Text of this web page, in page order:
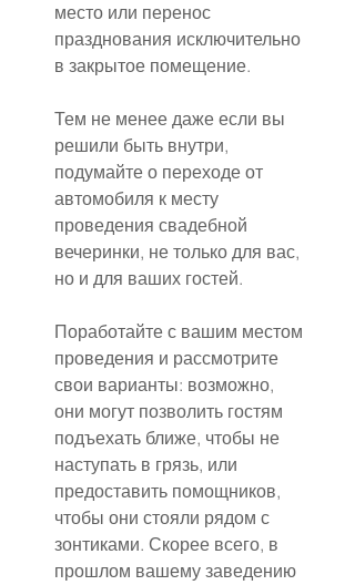
место или перенос
празднования исключительно
в закрытое помещение.
Тем не менее даже если вы
решили быть внутри,
подумайте о переходе от
автомобиля к месту
проведения свадебной
вечеринки, не только для вас,
но и для ваших гостей.
Поработайте с вашим местом
проведения и рассмотрите
свои варианты: возможно,
они могут позволить гостям
подъехать ближе, чтобы не
наступать в грязь, или
предоставить помощников,
чтобы они стояли рядом с
зонтиками. Скорее всего, в
прошлом вашему заведению